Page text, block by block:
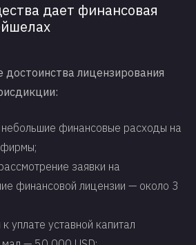
дает финансовая
лицензирования
небольшие финансовые расходы на
заявки на
финансовой лицензии — около 3
уплате уставной капитал